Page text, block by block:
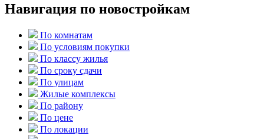
Навигация по новостройкам
По комнатам
По условиям покупки
По классу жилья
По сроку сдачи
По улицам
Жилые комплексы
По району
По цене
По локации